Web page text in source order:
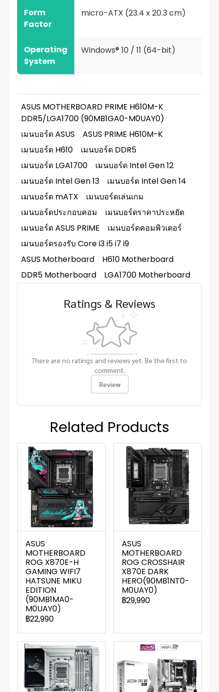
Form
Factor
micro-ATX (23.4 x 20.3 cm)
Operating
System
Windows® 10 / 11 (64-bit)
ASUS MOTHERBOARD PRIME H610M-K
DDR5/LGA1700 (90MB1GA0-M0UAY0)
เมนบอร์ด ASUS
ASUS PRIME H610M-K
เมนบอร์ด H610
เมนบอร์ด DDR5
เมนบอร์ด LGA1700
เมนบอร์ด Intel Gen 12
เมนบอร์ด Intel Gen 13
เมนบอร์ด Intel Gen 14
เมนบอร์ด mATX
เมนบอร์ดเล่นเกม
เมนบอร์ดประกอบคอม
เมนบอร์ดราคาประหยัด
เมนบอร์ด ASUS PRIME
เมนบอร์ดคอมพิวเตอร์
เมนบอร์ดรองรับ Core i3 i5 i7 i9
ASUS Motherboard
H610 Motherboard
DDR5 Motherboard
LGA1700 Motherboard
Ratings & Reviews
There are no ratings and reviews yet. Be the first to
comment.
Review
Related Products
ASUS
MOTHERBOARD
ROG X870E-H
GAMING WIFI7
HATSUNE MIKU
EDITION
(90MB1MA0-
M0UAY0)
฿22,990
ASUS
MOTHERBOARD
ROG CROSSHAIR
X870E DARK
HERO(90MB1NT0-
M0UAY0)
฿29,990